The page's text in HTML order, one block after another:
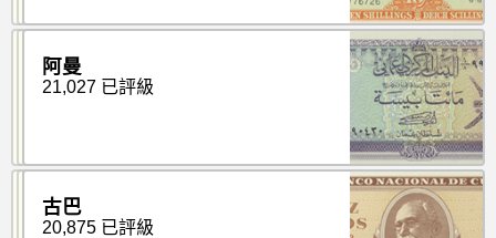
阿曼
21,027 已評級
古巴
20,875 已評級